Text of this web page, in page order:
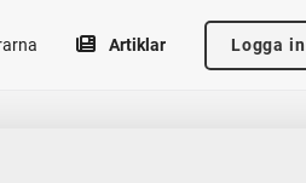
Artiklar Logga in